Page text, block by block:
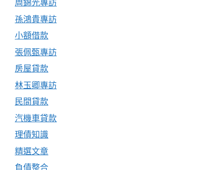
周錦光專訪
孫鴻貴專訪
小額借款
張佩甄專訪
房屋貸款
林玉卿專訪
民間貸款
汽機車貸款
理債知識
精選文章
負債整合